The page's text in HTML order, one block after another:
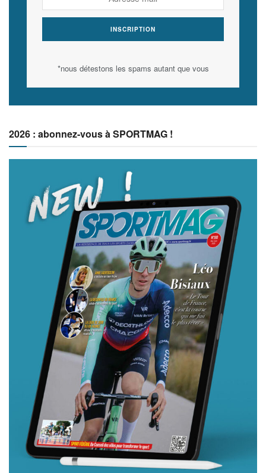
*nous détestons les spams autant que vous
2026 : abonnez-vous à SPORTMAG !